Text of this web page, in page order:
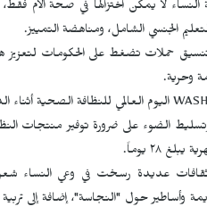
لا يمكن اختزالها في صحة الأم
الجنسي الشامل، ومناهضة التمييز.
حملات تضغط على الحكومات لتعزيز
وحرية.
اليوم العالمي للنظافة الصحية
الضوء على ضرورة توفير منتجات
٢٨ يوماً.
عديدة رسخت في وعي النساء
وأساطير حول "النجاسة"، إضافة إلى